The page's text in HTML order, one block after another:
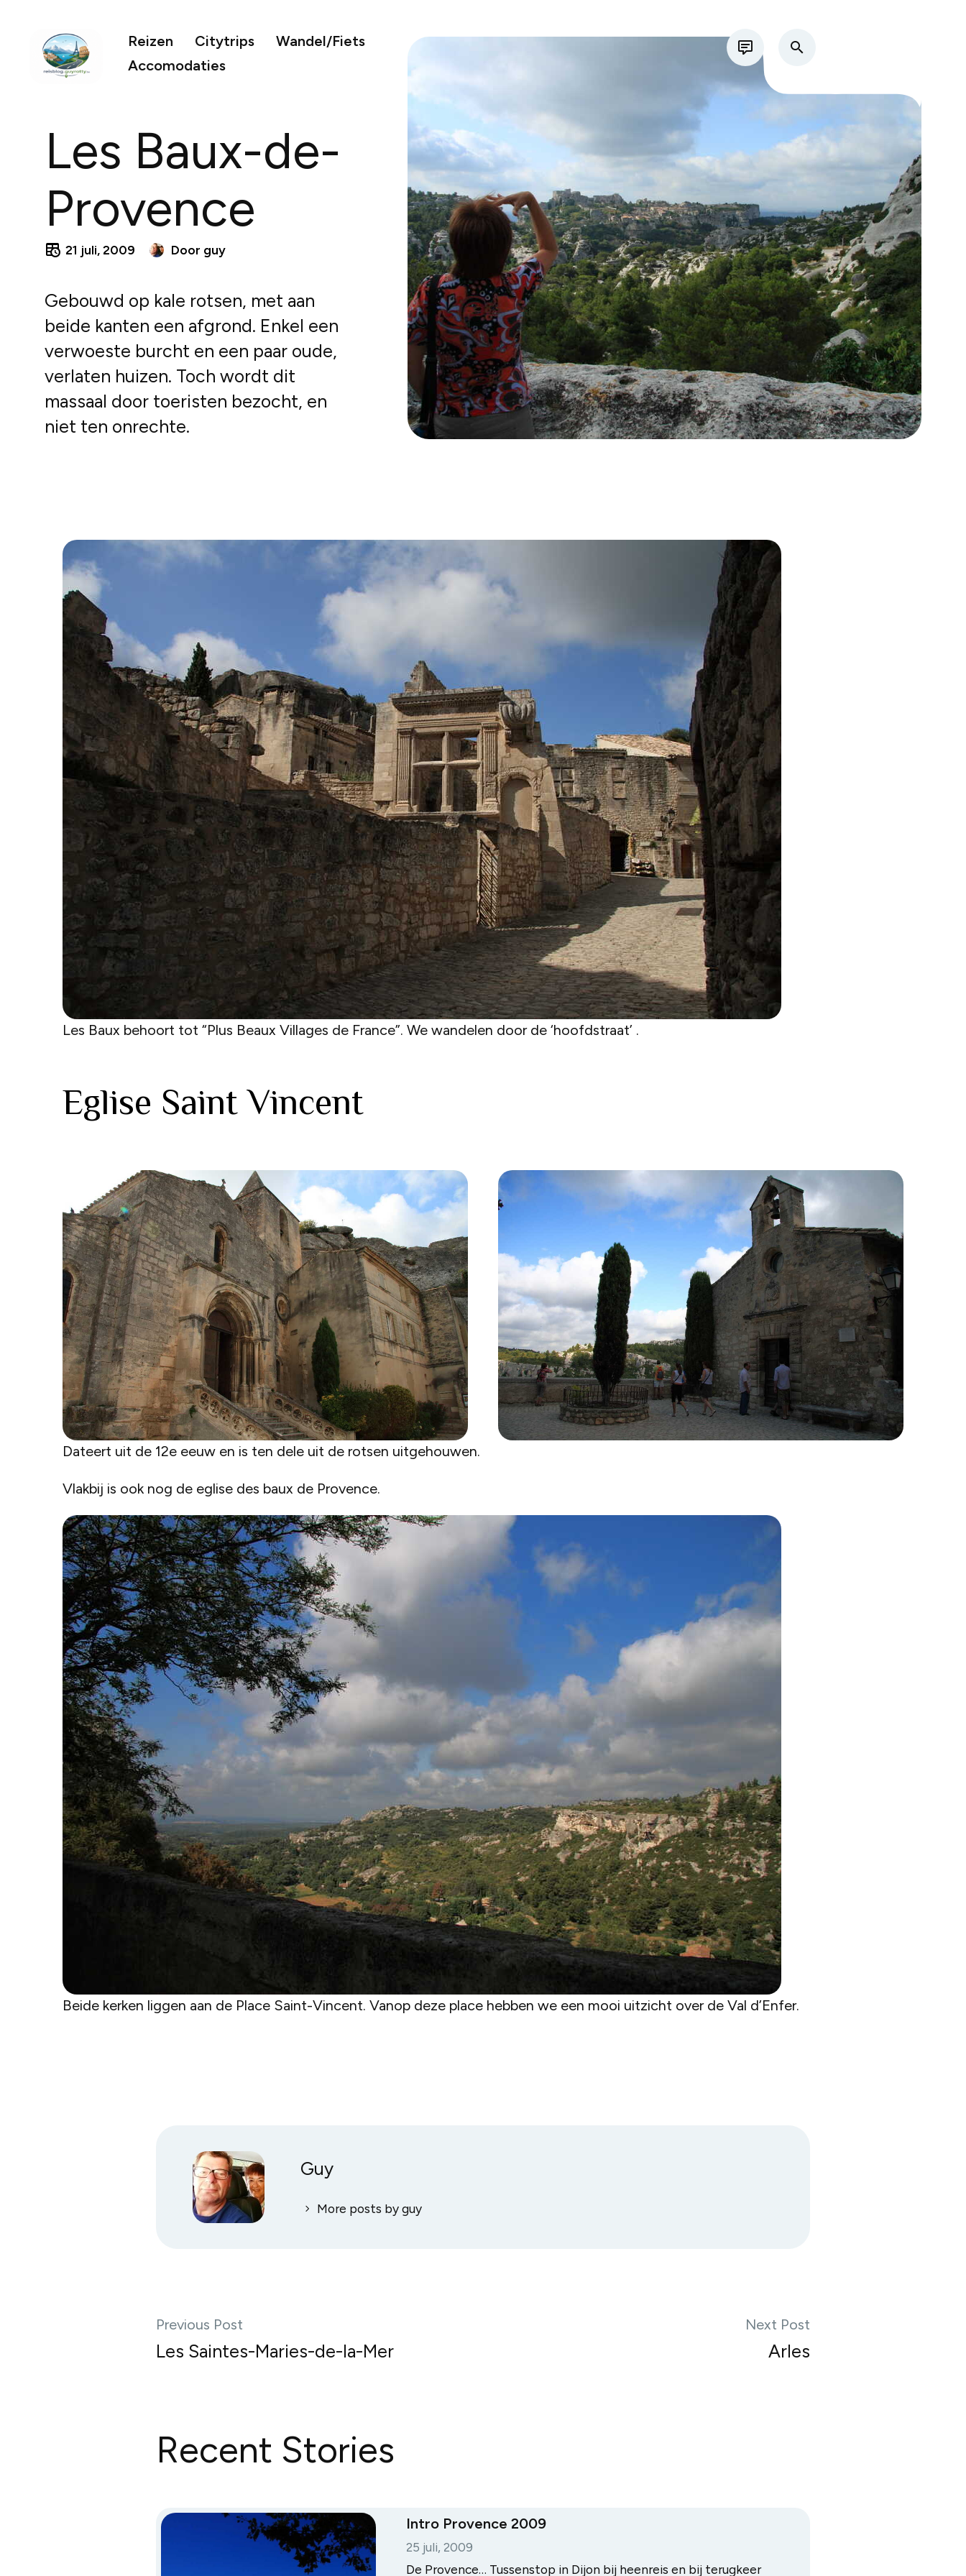
Reizen Citytrips
Wandel/Fiets
Accomodaties
Les Baux-de-
Provence
21 juli, 2009 Door guy
Gebouwd op kale rotsen, met aan
beide kanten een afgrond. Enkel een
verwoeste burcht en een paar oude,
verlaten huizen. Toch wordt dit
massaal door toeristen bezocht, en
niet ten onrechte.
Les Baux behoort tot “Plus Beaux Villages de France”. We wandelen door de ‘hoofdstraat’ .
Eglise Saint Vincent
Dateert uit de 12e eeuw en is ten dele uit de rotsen uitgehouwen.
Vlakbij is ook nog de eglise des baux de Provence.
Beide kerken liggen aan de Place Saint-Vincent. Vanop deze place hebben we een mooi uitzicht over de Val d’Enfer.
Guy
More posts by guy
Previous Post
Les Saintes-Maries-de-la-Mer
Next Post
Arles
Recent Stories
Intro Provence 2009
25 juli, 2009
De Provence… Tussenstop in Dijon bij heenreis en bij terugkeer